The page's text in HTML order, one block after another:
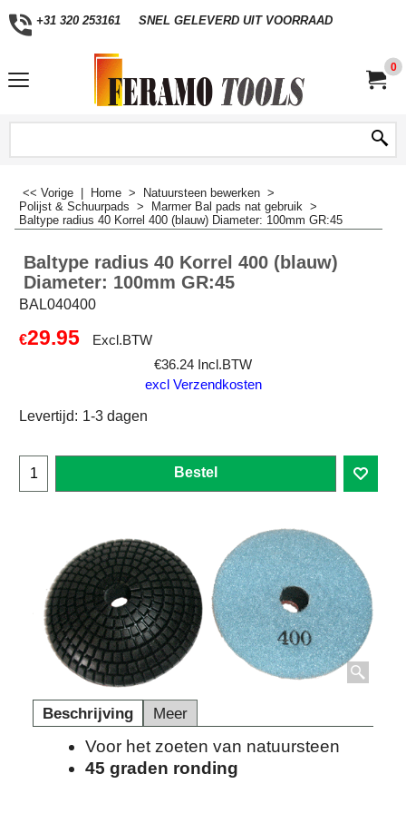
+31 320 253161 SNEL GELEVERD UIT VOORRAAD
0
<< Vorige Home > Natuursteen bewerken >
Polijst & Schuurpads > Marmer Bal pads nat gebruik >
Baltype radius 40 Korrel 400 (blauw) Diameter: 100mm GR:45
Baltype radius 40 Korrel 400 (blauw)
Diameter: 100mm GR:45
BAL040400
€29.95
Excl.BTW
€36.24 Incl.BTW
excl Verzendkosten
Levertijd: 1-3 dagen
Bestel
Beschrijving Meer
Voor het zoeten van natuursteen
45 graden ronding